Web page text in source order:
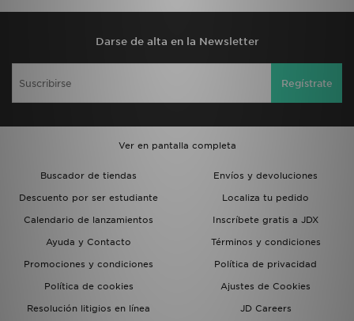
Darse de alta en la Newsletter
Regístrate
Ver en pantalla completa
Buscador de tiendas
Envíos y devoluciones
Descuento por ser estudiante
Localiza tu pedido
Calendario de lanzamientos
Inscríbete gratis a JDX
Ayuda y Contacto
Términos y condiciones
Promociones y condiciones
Política de privacidad
Política de cookies
Ajustes de Cookies
Resolución litigios en línea
JD Careers